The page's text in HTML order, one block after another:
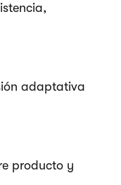
adaptativa
producto y